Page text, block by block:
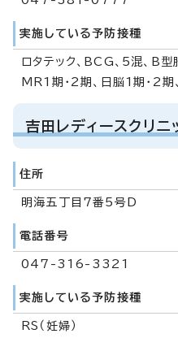
実施している予防接種
ロタテック、BCG、5混、B型
MR1期・2期、日脳1期・2期
吉田レディースクリニ
住所
明海五丁目7番5号D
電話番号
047-316-3321
実施している予防接種
RS（妊婦）